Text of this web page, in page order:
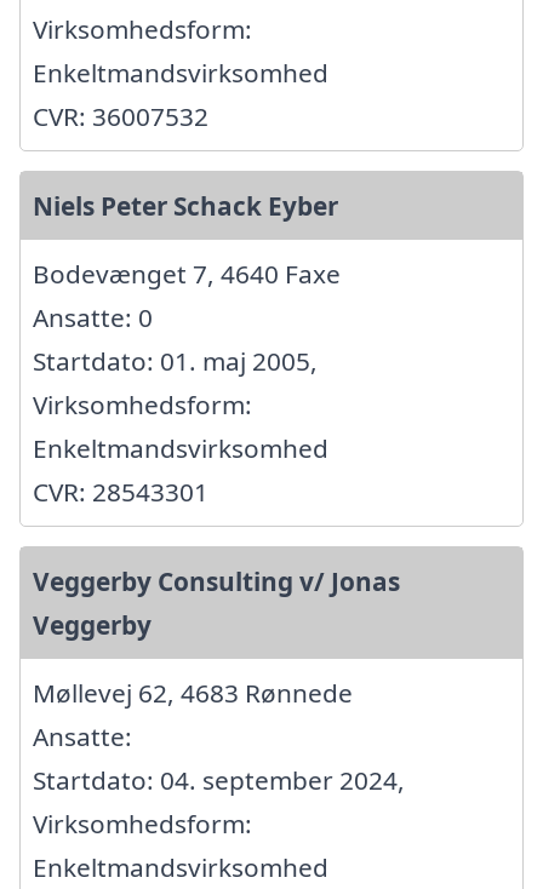
Virksomhedsform:
Enkeltmandsvirksomhed
CVR: 36007532
Niels Peter Schack Eyber
Bodevænget 7, 4640 Faxe
Ansatte: 0
Startdato: 01. maj 2005,
Virksomhedsform:
Enkeltmandsvirksomhed
CVR: 28543301
Veggerby Consulting v/ Jonas
Veggerby
Møllevej 62, 4683 Rønnede
Ansatte:
Startdato: 04. september 2024,
Virksomhedsform:
Enkeltmandsvirksomhed